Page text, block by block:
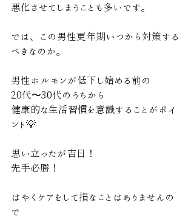
悪化させてしまうことも多いです。
では、この男性更年期いつから対策する
べきなのか。
男性ホルモンが低下し始める前の
20代〜30代のうちから
健康的な生活習慣を意識することがポイ
ント💡
思い立ったが吉日！
先手必勝！
はやくケアをして損なことはありませんの
で